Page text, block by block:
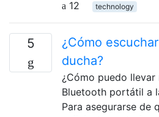
12
technology
5
¿Cómo
ducha?
¿Cómo puedo
Bluetooth portátil a
Para asegurarse de